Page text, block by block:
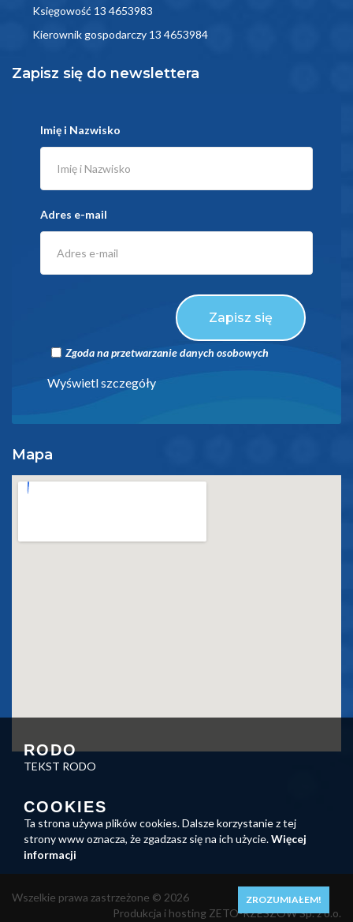
Księgowość 13 4653983
Kierownik gospodarczy 13 4653984
Zapisz się do newslettera
Imię i Nazwisko
Adres e-mail
Zapisz się
Zgoda na przetwarzanie danych osobowych
Wyświetl szczegóły
Mapa
Wszelkie prawa zastrzeżone © 2026
Produkcja i hosting ZETO-RZESZÓW Sp. z o.o.
RODO
TEKST RODO
COOKIES
Ta strona używa plików cookies. Dalsze korzystanie z tej
strony www oznacza, że zgadzasz się na ich użycie.Więcej
informacji
ZROZUMIAŁEM!